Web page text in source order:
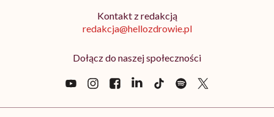
Kontakt z redakcją
redakcja@hellozdrowie.pl
Dołącz do naszej społeczności